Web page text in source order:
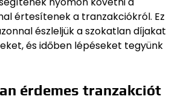
értesítenek a tranzakciókról. Ez
észleljük a szokatlan díjakat
és időben lépéseket tegyünk
érdemes tranzakciót